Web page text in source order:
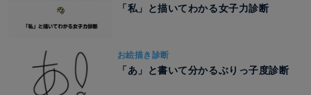
「私」と描いてわかる女子力診断
お絵描き診断
「あ」と書いて分かるぶりっ子度診断